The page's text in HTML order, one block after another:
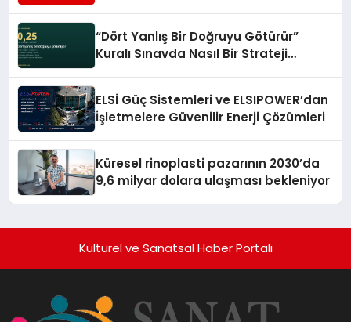
“Dört Yanlış Bir Doğruyu Götürür”
Kuralı Sınavda Nasıl Bir Strateji
ELSİ Güç Sistemleri ve ELSIPOWER’dan
İşletmelere Güvenilir Enerji Çözümleri
Küresel rinoplasti pazarının 2030’da
9,6 milyar dolara ulaşması bekleniyor
Kültürel ve Sanatsal Haber Portalı